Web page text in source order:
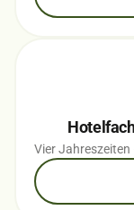
Vier Jahreszeiten